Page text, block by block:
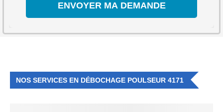
NOS SERVICES EN DÉBOCHAGE POULSEUR 4171